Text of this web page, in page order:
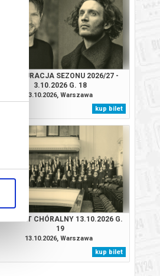
INAUGURACJA SEZONU 2026/27 -
3.10.2026 G. 18
03.10.2026, Warszawa
kup bilet
KONCERT CHÓRALNY 13.10.2026 G.
19
13.10.2026, Warszawa
kup bilet